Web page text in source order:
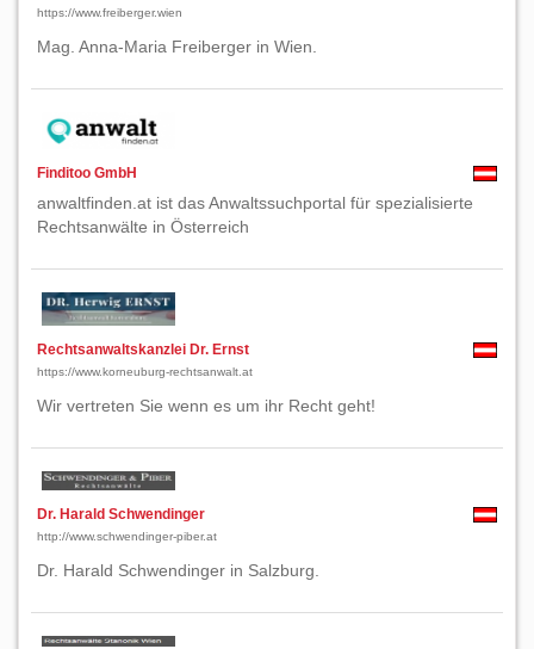
https://www.freiberger.wien
Mag. Anna-Maria Freiberger in Wien.
Finditoo GmbH
anwaltfinden.at ist das Anwaltssuchportal für spezialisierte
Rechtsanwälte in Österreich
Rechtsanwaltskanzlei Dr. Ernst
https://www.korneuburg-rechtsanwalt.at
Wir vertreten Sie wenn es um ihr Recht geht!
Dr. Harald Schwendinger
http://www.schwendinger-piber.at
Dr. Harald Schwendinger in Salzburg.